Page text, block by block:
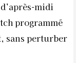
midi
programmé
sans perturber